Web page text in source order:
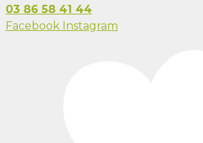
03 86 58 41 44
Facebook Instagram